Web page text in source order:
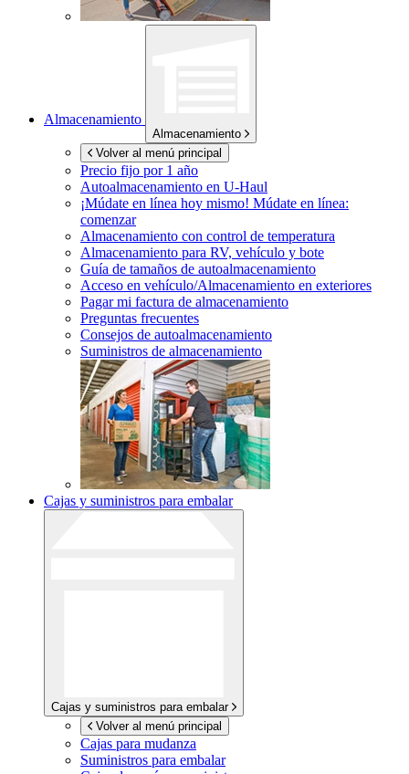
Almacenamiento
Almacenamiento
Volver al menú principal
Precio fijo por 1 año
Autoalmacenamiento en U-Haul
¡Múdate en línea hoy mismo! Múdate en línea:
comenzar
Almacenamiento con control de temperatura
Almacenamiento para RV, vehículo y bote
Guía de tamaños de autoalmacenamiento
Acceso en vehículo/Almacenamiento en exteriores
Pagar mi factura de almacenamiento
Preguntas frecuentes
Consejos de autoalmacenamiento
Suministros de almacenamiento
Cajas y suministros para embalar
Cajas y suministros para embalar
Volver al menú principal
Cajas para mudanza
Suministros para embalar